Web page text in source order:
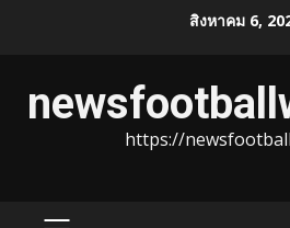
สิงหาคม 6,
https://